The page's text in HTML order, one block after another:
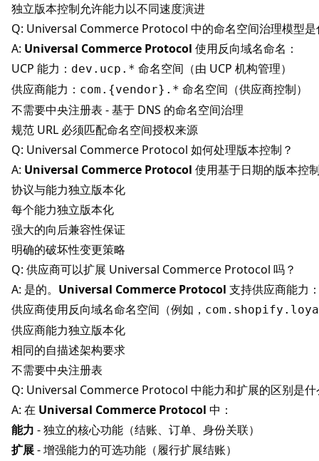
独立版本控制允许能力以不同速度演进
Q: Universal Commerce Protocol 中的命名空间治理模型是
A: Universal Commerce Protocol 使用反向域名命名：
UCP 能力： dev.ucp.* 命名空间（由 UCP 机构管理）
供应商能力： com.{vendor}.* 命名空间（供应商控制）
不需要中央注册表 - 基于 DNS 的命名空间治理
规范 URL 必须匹配命名空间授权来源
Q: Universal Commerce Protocol 如何处理版本控制？
A: Universal Commerce Protocol 使用基于日期的版本控
协议与能力独立版本化
每个能力独立版本化
强大的向后兼容性保证
明确的破坏性变更策略
Q: 供应商可以扩展 Universal Commerce Protocol 吗？
A: 是的。 Universal Commerce Protocol 支持供应商能力
供应商使用反向域名命名空间（例如，
供应商能力独立版本化
相同的自描述架构要求
不需要中央注册表
Q: Universal Commerce Protocol 中能力和扩展的区别是什
A: 在 Universal Commerce Protocol 中：
能力 - 独立的核心功能（结账、订单、身份关联）
扩展- 增强能力的可选功能（履行扩展结账）